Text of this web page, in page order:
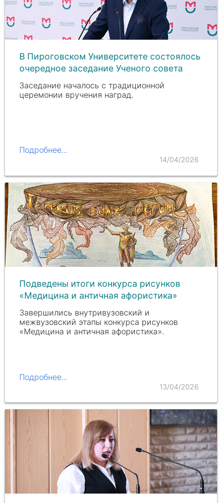
В Пироговском Университете состоялось
очередное заседание Ученого совета
Заседание началось с традиционной
церемонии вручения наград.
Подробнее...
14/04/2026
Подведены итоги конкурса рисунков
«Медицина и античная афористика»
Завершились внутривузовский и
межвузовский этапы конкурса рисунков
«Медицина и античная афористика».
Подробнее...
13/04/2026